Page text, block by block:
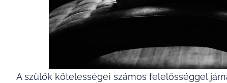
A szülők kötelességei számos felelősséggel